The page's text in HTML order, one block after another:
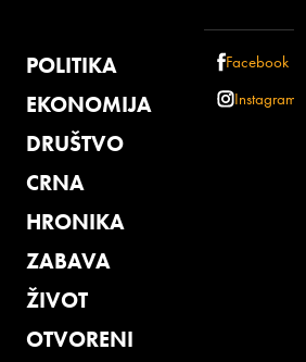
POLITIKA
EKONOMIJA
DRUŠTVO
CRNA
HRONIKA
ZABAVA
ŽIVOT
OTVORENI
Facebook
Instagram